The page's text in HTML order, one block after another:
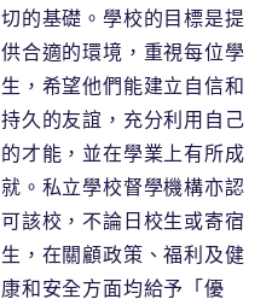
切的基礎。學校的目標是提
供合適的環境，重視每位學
生，希望他們能建立自信和
持久的友誼，充分利用自己
的才能，並在學業上有所成
就。私立學校督學機構亦認
可該校，不論日校生或寄宿
生，在關顧政策、福利及健
康和安全方面均給予「優